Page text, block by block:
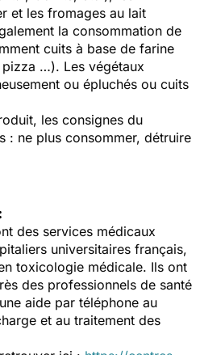
et les fromages au lait
la consommation de
cuits à base de farine
…). Les végétaux
ou épluchés ou cuits
les consignes du
: ne plus consommer, détruire
des services médicaux
universitaires français,
toxicologie médicale. Ils ont
des professionnels de santé
aide par téléphone au
et au traitement des